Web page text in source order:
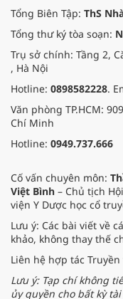
Tổng Biên Tập: ThS
Tổng thư ký tòa soạn:
Trụ sở chính: Tầng 2,
, Hà Nội
Hotline: 0898582228.
Văn phòng TP.HCM:
Chí Minh
Hotline: 0949.737.666
Cố vấn chuyên môn:
Việt Bình – Chủ tịch
viện Y Dược học cổ
Lưu ý: Các bài viết về
khảo, không thay thế
Liên hệ hợp tác
Lưu ý: Tạp chí không
ủy quyền cho bất kỳ